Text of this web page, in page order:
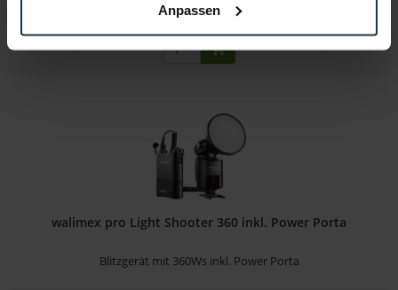
Anpassen
2-3 Wochen ab Bestellung
walimex pro Light Shooter 360 inkl. Power Porta
Blitzgerät mit 360Ws inkl. Power Porta